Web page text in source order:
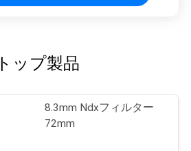
トップ製品
8.3mm Ndxフィルター
72mm